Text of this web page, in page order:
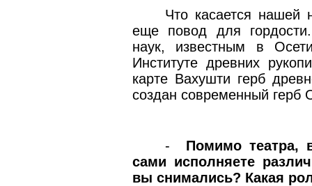
Что касается нашей
еще повод для
наук, известным в
Институте древних
карте Вахушти герб
создан современный герб
-
Помимо театра,
сами исполняете
вы снимались? Какая